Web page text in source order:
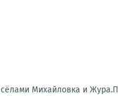
Михайловка и